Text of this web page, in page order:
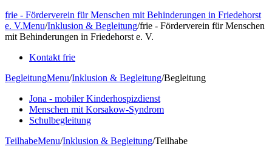
frie - Förderverein für Menschen mit Behinderungen in Friedehorst
e. V.Menu/Inklusion & Begleitung/frie - Förderverein für Menschen
mit Behinderungen in Friedehorst e. V.
Kontakt frie
BegleitungMenu/Inklusion & Begleitung/Begleitung
Jona - mobiler Kinderhospizdienst
Menschen mit Korsakow-Syndrom
Schulbegleitung
TeilhabeMenu/Inklusion & Begleitung/Teilhabe